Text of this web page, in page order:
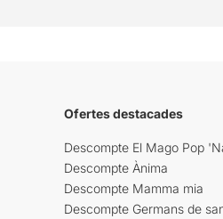
Ofertes destacades
Descompte El Mago Pop
Descompte Ànima
Descompte Mamma mia
Descompte Germans de